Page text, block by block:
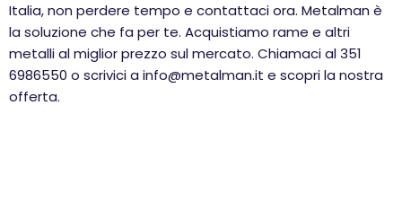
Italia, non perdere tempo e contattaci ora. Metalman è
la soluzione che fa per te. Acquistiamo rame e altri
metalli al miglior prezzo sul mercato. Chiamaci al 351
6986550 o scrivici a info@metalman.it e scopri la nostra
offerta.